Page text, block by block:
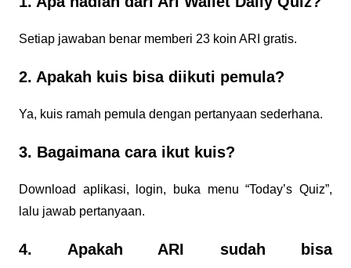
Setiap jawaban benar memberi 23 koin ARI gratis.
2. Apakah kuis bisa diikuti pemula?
Ya, kuis ramah pemula dengan pertanyaan sederhana.
3. Bagaimana cara ikut kuis?
Download aplikasi, login, buka menu “Today’s Quiz”,
lalu jawab pertanyaan.
4. Apakah ARI sudah bisa